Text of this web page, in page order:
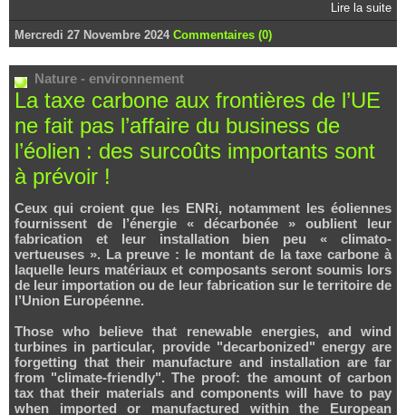
Lire la suite
Mercredi 27 Novembre 2024 Commentaires (0)
Nature - environnement
La taxe carbone aux frontières de l’UE
ne fait pas l’affaire du business de
l’éolien : des surcoûts importants sont
à prévoir !
Ceux qui croient que les ENRi, notamment les éoliennes
fournissent de l’énergie « décarbonée » oublient leur
fabrication et leur installation bien peu « climato-
vertueuses ». La preuve : le montant de la taxe carbone à
laquelle leurs matériaux et composants seront soumis lors
de leur importation ou de leur fabrication sur le territoire de
l’Union Européenne.
Those who believe that renewable energies, and wind
turbines in particular, provide "decarbonized" energy are
forgetting that their manufacture and installation are far
from "climate-friendly". The proof: the amount of carbon
tax that their materials and components will have to pay
when imported or manufactured within the European